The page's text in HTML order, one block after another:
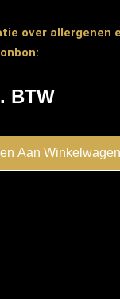
over allergenen
BTW
Aan Winkelwagen